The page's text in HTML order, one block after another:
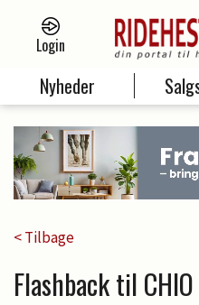
Login
Nyheder
< Tilbage
Flashback til